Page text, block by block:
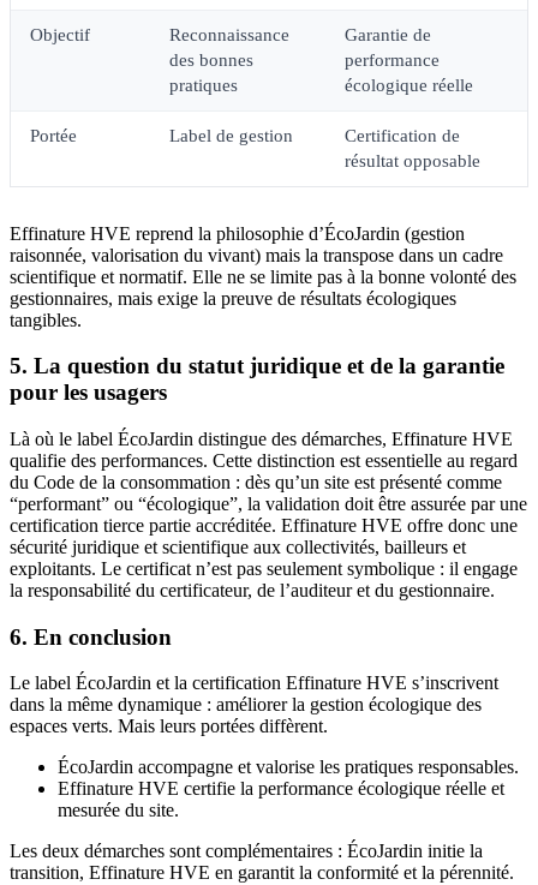
Objectif
Reconnaissance
des bonnes
pratiques
Garantie de
performance
écologique réelle
Portée Label de gestion
Certification de
résultat opposable
Effinature HVE reprend la philosophie d’ÉcoJardin (gestion
raisonnée, valorisation du vivant) mais la transpose dans un cadre
scientifique et normatif. Elle ne se limite pas à la bonne volonté des
gestionnaires, mais exige la preuve de résultats écologiques
tangibles.
5. La question du statut juridique et de la garantie
pour les usagers
Là où le label ÉcoJardin distingue des démarches, Effinature HVE
qualifie des performances. Cette distinction est essentielle au regard
du Code de la consommation : dès qu’un site est présenté comme
“performant” ou “écologique”, la validation doit être assurée par une
certification tierce partie accréditée. Effinature HVE offre donc une
sécurité juridique et scientifique aux collectivités, bailleurs et
exploitants. Le certificat n’est pas seulement symbolique : il engage
la responsabilité du certificateur, de l’auditeur et du gestionnaire.
6. En conclusion
Le label ÉcoJardin et la certification Effinature HVE s’inscrivent
dans la même dynamique : améliorer la gestion écologique des
espaces verts. Mais leurs portées diffèrent.
ÉcoJardin accompagne et valorise les pratiques responsables.
Effinature HVE certifie la performance écologique réelle et
mesurée du site.
Les deux démarches sont complémentaires : ÉcoJardin initie la
transition, Effinature HVE en garantit la conformité et la pérennité.